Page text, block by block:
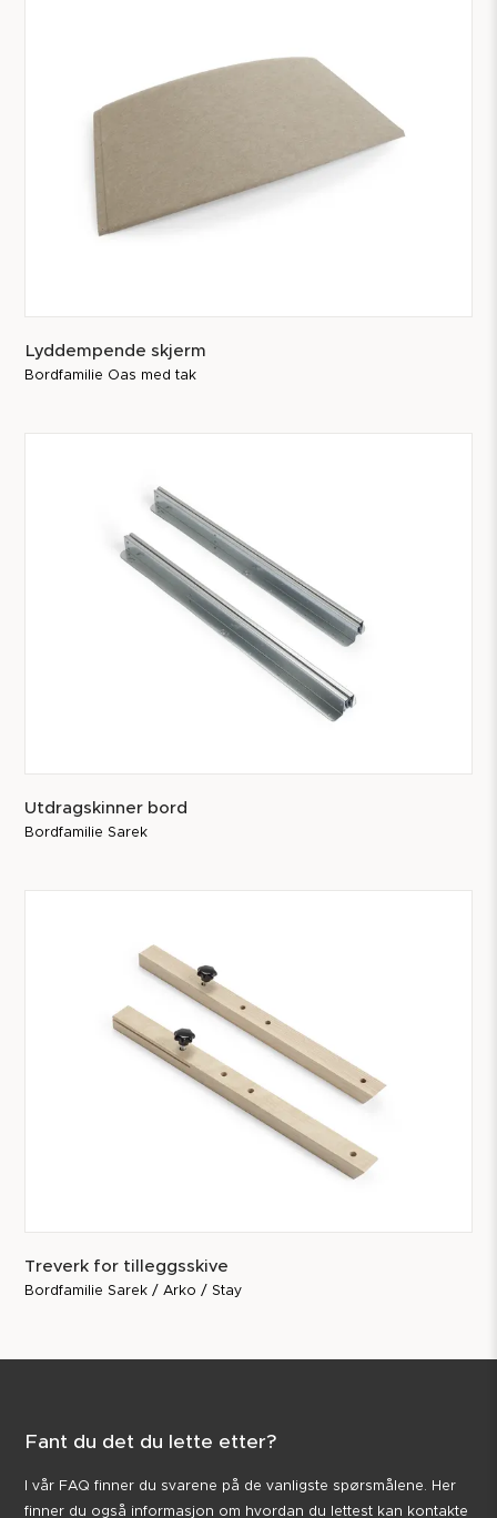
Lyddempende skjerm
Bordfamilie Oas med tak
Utdragskinner bord
Bordfamilie Sarek
Treverk for tilleggsskive
Bordfamilie Sarek / Arko / Stay
Fant du det du lette etter?
I vår FAQ finner du svarene på de vanligste spørsmålene. Her
finner du også informasjon om hvordan du lettest kan kontakte